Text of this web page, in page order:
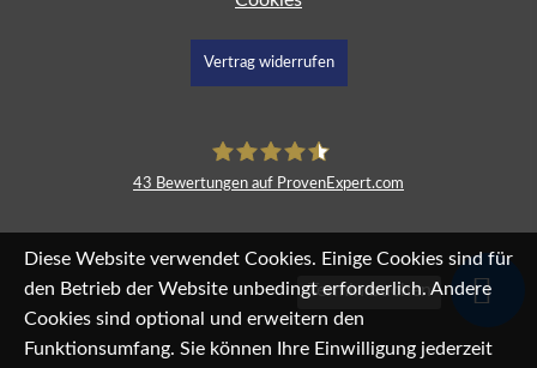
Termin buchen
Vertrag widerrufen
43 Bewertungen auf ProvenExpert.com
Diese Website verwendet Cookies. Einige Cookies sind für
den Betrieb der Website unbedingt erforderlich. Andere
Cookies sind optional und erweitern den
Funktionsumfang. Sie können Ihre Einwilligung jederzeit